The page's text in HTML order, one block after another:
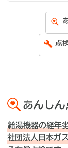
点
あんしん
給湯機器の経年
社団法人日本ガ